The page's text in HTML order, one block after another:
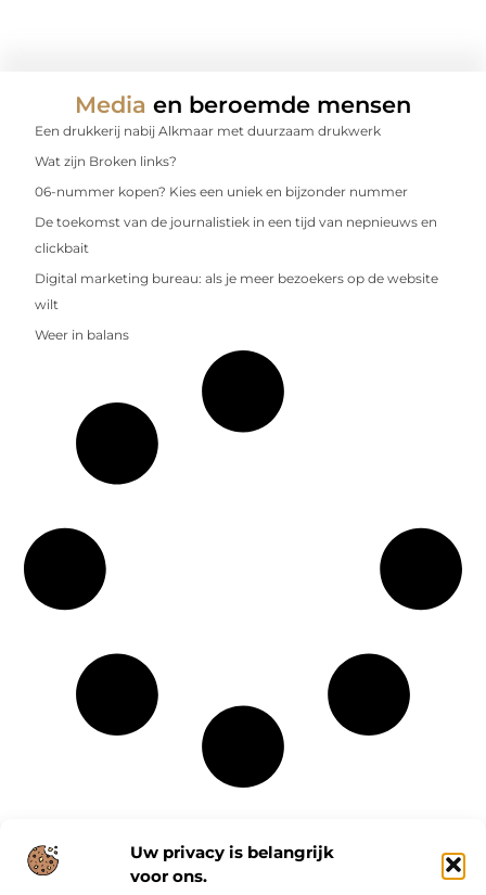
Uw privacy is belangrijk
voor ons.
Media en beroemde mensen
Een drukkerij nabij Alkmaar met duurzaam drukwerk
Wat zijn Broken links?
06-nummer kopen? Kies een uniek en bijzonder nummer
De toekomst van de journalistiek in een tijd van nepnieuws en
clickbait
Digital marketing bureau: als je meer bezoekers op de website
wilt
Weer in balans